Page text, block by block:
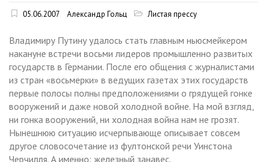
05.06.2007 Александр Гольц Листая прессу
Владимиру Путину удалось стать главным ньюсмейкером
накануне встречи восьми лидеров промышленно развитых
государств в Германии. После его общения с журналистами
из стран «восьмерки» в ведущих газетах этих государств
первые полосы полны предположениями о грядущей гонке
вооружений и даже новой холодной войне. На мой взгляд,
ни гонка вооружений, ни холодная война нам не грозят.
Нынешнюю ситуацию исчерпывающе описывает совсем
другое словосочетание из фултонской речи Уинстона
Черчилля. А именно: железный занавес.